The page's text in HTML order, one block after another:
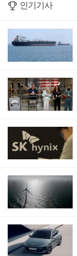
인기기사